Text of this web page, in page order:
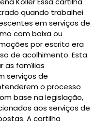
quando trabalhei
em serviços de
com baixa ou
por escrito era
de acolhimento. Esta
as famílias
serviços de
o processo
base na legislação,
aos serviços de
A cartilha